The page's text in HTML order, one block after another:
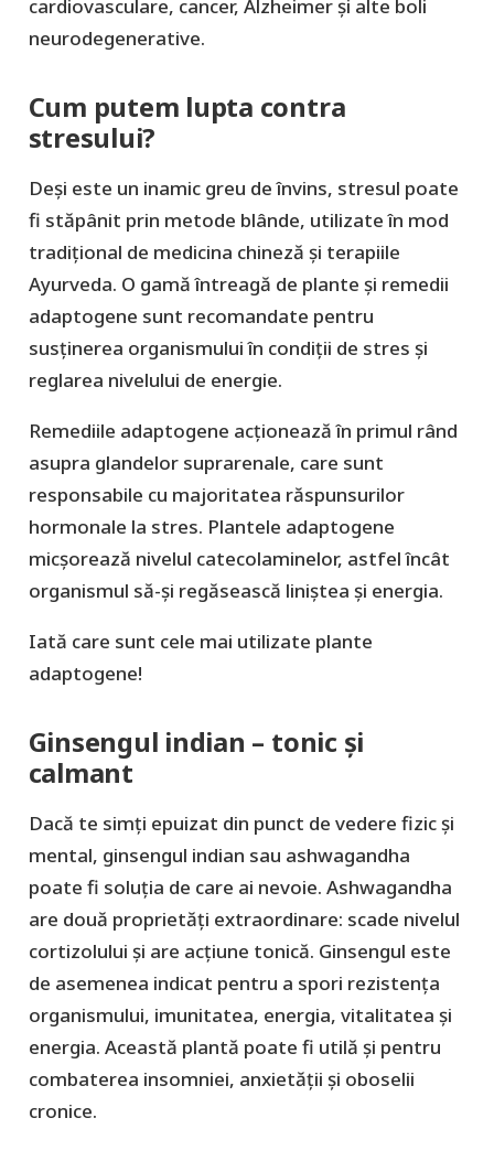
cardiovasculare, cancer, Alzheimer și alte boli
neurodegenerative.
Cum putem lupta contra
stresului?
Deși este un inamic greu de învins, stresul poate
fi stăpânit prin metode blânde, utilizate în mod
tradițional de medicina chineză și terapiile
Ayurveda. O gamă întreagă de plante și remedii
adaptogene sunt recomandate pentru
susținerea organismului în condiții de stres și
reglarea nivelului de energie.
Remediile adaptogene acționează în primul rând
asupra glandelor suprarenale, care sunt
responsabile cu majoritatea răspunsurilor
hormonale la stres. Plantele adaptogene
micșorează nivelul catecolaminelor, astfel încât
organismul să-și regăsească liniștea și energia.
Iată care sunt cele mai utilizate plante
adaptogene!
Ginsengul indian – tonic și
calmant
Dacă te simți epuizat din punct de vedere fizic și
mental, ginsengul indian sau ashwagandha
poate fi soluția de care ai nevoie. Ashwagandha
are două proprietăți extraordinare: scade nivelul
cortizolului și are acțiune tonică. Ginsengul este
de asemenea indicat pentru a spori rezistența
organismului, imunitatea, energia, vitalitatea și
energia. Această plantă poate fi utilă și pentru
combaterea insomniei, anxietății și oboselii
cronice.